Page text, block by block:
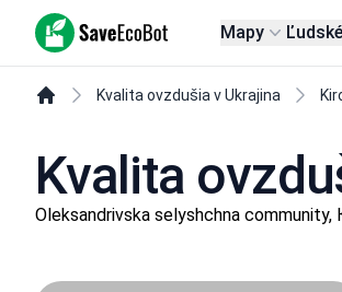
SaveEcoBot Mapy
Kvalita ovzdušia v Ukrajina
Kvalita
Oleksandrivska selyshchna